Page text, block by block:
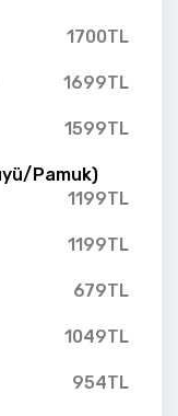
1700TL
1699TL
1599TL
Pamuk)
1199TL
1199TL
679TL
1049TL
954TL